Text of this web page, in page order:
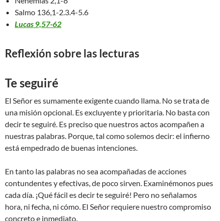
Salmo 136,1-2.3.4-5.6
Lucas 9,57-62
Reflexión sobre las lecturas
Te seguiré
El Señor es sumamente exigente cuando llama. No se trata de
una misión opcional. Es excluyente y prioritaria. No basta con
decir te seguiré. Es preciso que nuestros actos acompañen a
nuestras palabras. Porque, tal como solemos decir: el infierno
está empedrado de buenas intenciones.
En tanto las palabras no sea acompañadas de acciones
contundentes y efectivas, de poco sirven. Examinémonos pues
cada día. ¡Qué fácil es decir te seguiré! Pero no señalamos
hora, ni fecha, ni cómo. El Señor requiere nuestro compromiso
concreto e inmediato.